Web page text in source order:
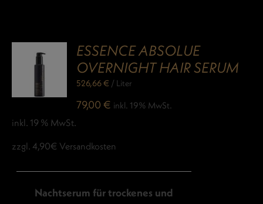
ESSENCE ABSOLUE
OVERNIGHT HAIR SERUM
526,66€ / Liter
79,00€ inkl. 19% MwSt.
inkl. 19 % MwSt.
zzgl. 4,90€ Versandkosten
Nachtserum für trockenes und